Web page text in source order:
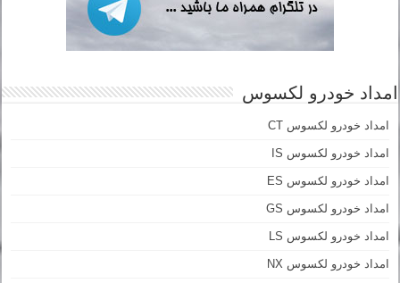
امداد خودرو لکسوس
امداد خودرو لکسوس CT
امداد خودرو لکسوس IS
امداد خودرو لکسوس ES
امداد خودرو لکسوس GS
امداد خودرو لکسوس LS
امداد خودرو لکسوس NX